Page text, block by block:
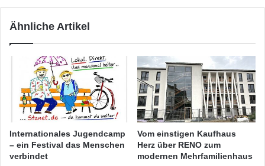
Ähnliche Artikel
Internationales Jugendcamp
– ein Festival das Menschen
verbindet
Vom einstigen Kaufhaus
Herz über RENO zum
modernen Mehrfamilienhaus